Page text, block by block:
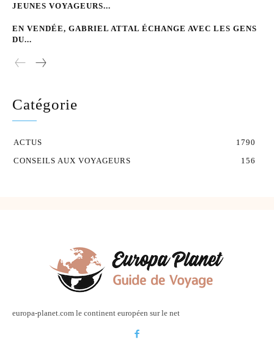
JEUNES VOYAGEURS...
EN VENDÉE, GABRIEL ATTAL ÉCHANGE AVEC LES GENS
DU...
Catégorie
ACTUS
1790
CONSEILS AUX VOYAGEURS
156
europa-planet.com le continent européen sur le net